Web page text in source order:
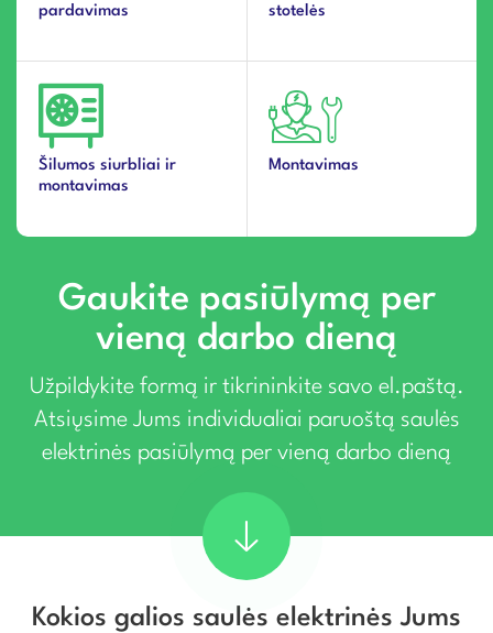
pardavimas
stotelės
Šilumos siurbliai ir
montavimas
Montavimas
Gaukite pasiūlymą per
vieną darbo dieną
Užpildykite formą ir tikrininkite savo el.paštą.
Atsiųsime Jums individualiai paruoštą saulės
elektrinės pasiūlymą per vieną darbo dieną
Kokios galios saulės elektrinės Jums